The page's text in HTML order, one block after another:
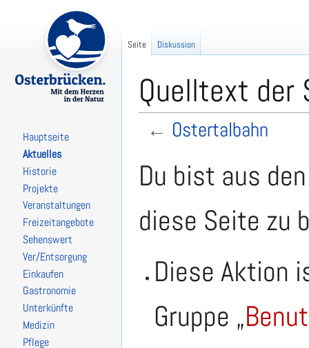
Quelltext der
← Ostertalbahn
Navigation
Suche
Du bist aus
diese Seite zu
Diese Aktion
Gruppe „
Seite Diskussion
Hauptseite
Aktuelles
Historie
Projekte
Veranstaltungen
Freizeitangebote
Sehenswert
Ver/Entsorgung
Einkaufen
Gastronomie
Unterkünfte
Medizin
Pflege